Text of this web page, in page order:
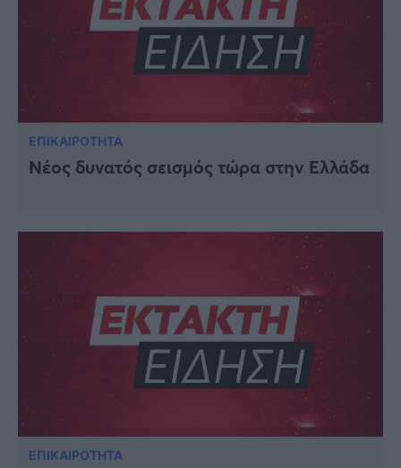
ΕΠΙΚΑΙΡΟΤΗΤΑ
Νέος δυνατός σεισμός τώρα στην Ελλάδα
ΕΠΙΚΑΙΡΟΤΗΤΑ